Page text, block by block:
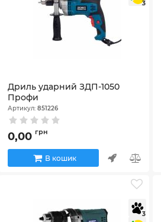
3
Дриль ударний ЗДП-1050
Профи
Артикул: 851226
0,00 грн
В кошик
3